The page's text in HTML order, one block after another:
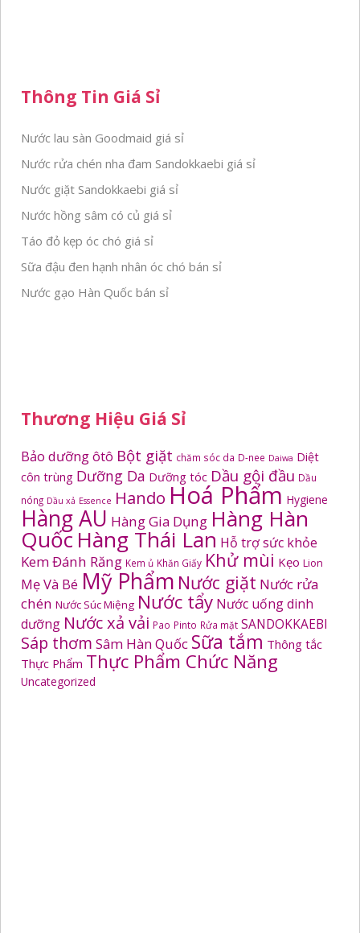
Thông Tin Giá Sỉ
Nước lau sàn Goodmaid giá sỉ
Nước rửa chén nha đam Sandokkaebi giá sỉ
Nước giặt Sandokkaebi giá sỉ
Nước hồng sâm có củ giá sỉ
Táo đỏ kẹp óc chó giá sỉ
Sữa đậu đen hạnh nhân óc chó bán sỉ
Nước gạo Hàn Quốc bán sỉ
Thương Hiệu Giá Sỉ
Bảo dưỡng ôtô Bột giặt chăm sóc da D-nee Daiwa Diệt
côn trùng Dưỡng Da Dưỡng tóc Dầu gội đầu Dầu
nóng Dầu xả Essence Hando Hoá Phẩm Hygiene
Hàng AU Hàng Gia Dụng Hàng Hàn
Quốc Hàng Thái Lan Hỗ trợ sức khỏe
Kem Đánh Răng Kem ủ Khăn Giấy Khử mùi Kẹo Lion
Mẹ Và Bé Mỹ Phẩm Nước giặt Nước rửa
chén Nước Súc Miệng Nước tẩy Nước uống dinh
dưỡng Nước xả vải Pao Pinto Rửa mặt SANDOKKAEBI
Sáp thơm Sâm Hàn Quốc Sữa tắm Thông tắc
Thực Phẩm Thực Phẩm Chức Năng
Uncategorized